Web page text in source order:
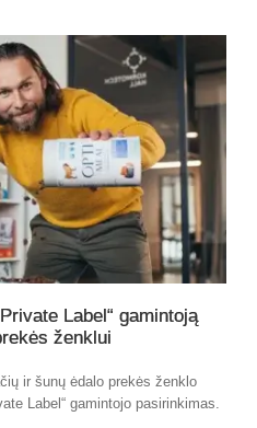
Label“ gamintoją
ženklui
ir šunų ėdalo prekės ženklo
Label“ gamintojo pasirinkimas.